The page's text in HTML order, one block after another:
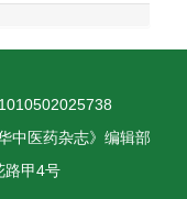
中医药杂志》编辑部
路甲4号